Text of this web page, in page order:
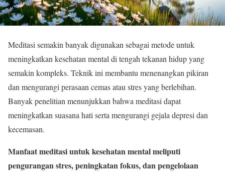
Meditasi semakin banyak digunakan sebagai metode untuk
meningkatkan kesehatan mental di tengah tekanan hidup yang
semakin kompleks. Teknik ini membantu menenangkan pikiran
dan mengurangi perasaan cemas atau stres yang berlebihan.
Banyak penelitian menunjukkan bahwa meditasi dapat
meningkatkan suasana hati serta mengurangi gejala depresi dan
kecemasan.
Manfaat meditasi untuk kesehatan mental meliputi
pengurangan stres, peningkatan fokus, dan pengelolaan